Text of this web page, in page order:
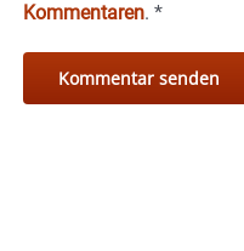
Kommentaren. *